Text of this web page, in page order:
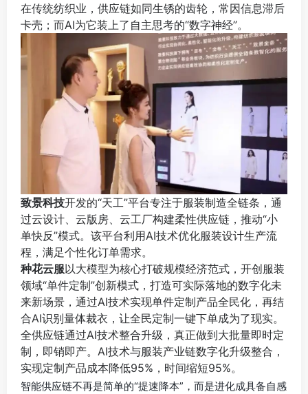
在传统纺织业，供应链如同生锈的齿轮，常因信息滞后
卡壳；而AI为它装上了自主思考的“数字神经”。
致景科技开发的“天工”平台专注于服装制造全链条，通
过云设计、云版房、云工厂构建柔性供应链，推动“小
单快反”模式。该平台利用AI技术优化服装设计生产流
程，满足个性化订单需求。
种花云服以大模型为核心打破规模经济范式，开创服装
领域“单件定制”创新模式，打造可实际落地的数字化未
来新场景，通过AI技术实现单件定制产品全民化，再结
合AI识别量体裁衣，让全民定制一键下单成为了现实。
全供应链通过AI技术整合升级，真正做到大批量即时定
制，即销即产。AI技术与服装产业链数字化升级整合，
实现定制产品成本降低95%，时间缩短95%。
智能供应链不再是简单的“提速降本”，而是进化成具备自感